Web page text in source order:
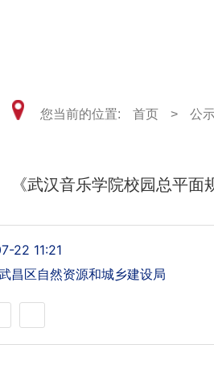
您当前的位置: 首页 > 公
《武汉音乐学院校园总平
22 11:21
昌区自然资源和城乡建设局